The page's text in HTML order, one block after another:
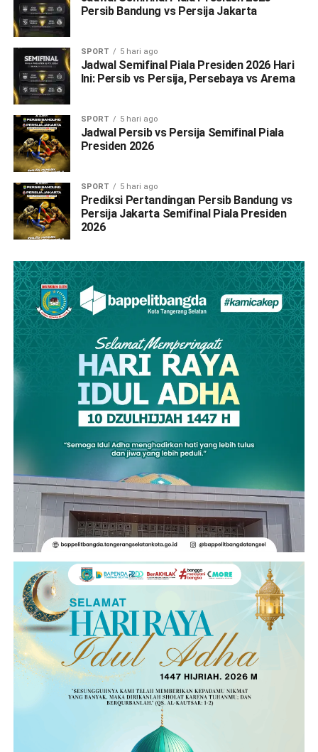
Persib Bandung vs Persija Jakarta
SPORT 5 hari ago
Jadwal Semifinal Piala Presiden 2026 Hari
Ini: Persib vs Persija, Persebaya vs Arema
SPORT 5 hari ago
Jadwal Persib vs Persija Semifinal Piala
Presiden 2026
SPORT 5 hari ago
Prediksi Pertandingan Persib Bandung vs
Persija Jakarta Semifinal Piala Presiden
2026